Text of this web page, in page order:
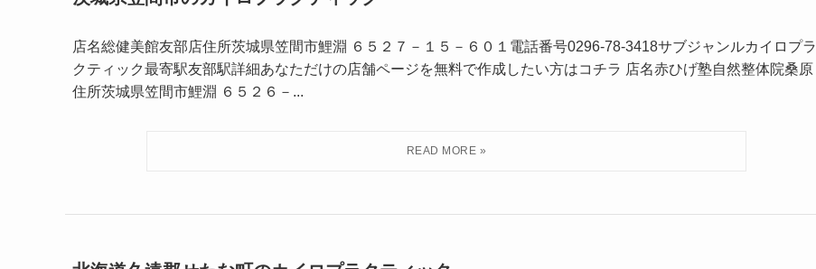
店名総健美館友部店住所茨城県笠間市鯉淵 ６５２７－１５－６０１電話番号0296-78-3418サブジャンルカイロプラ
クティック最寄駅友部駅詳細あなただけの店舗ページを無料で作成したい方はコチラ 店名赤ひげ塾自然整体院桑原
住所茨城県笠間市鯉淵 ６５２６－...